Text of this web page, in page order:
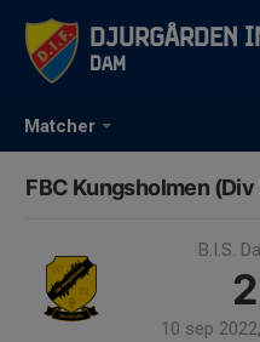
Matcher
Djurgården
Dam
FBC Kungsholmen
B.I.S.
10 sep